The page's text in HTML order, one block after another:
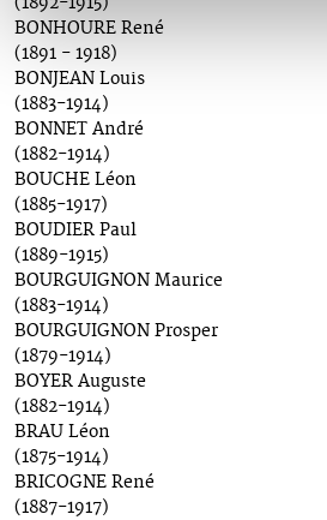
BONHOURE René
(1891 - 1918)
BONJEAN Louis
(1883-1914)
BONNET André
(1882-1914)
BOUCHE Léon
(1885-1917)
BOUDIER Paul
(1889-1915)
BOURGUIGNON Maurice
(1883-1914)
BOURGUIGNON Prosper
(1879-1914)
BOYER Auguste
(1882-1914)
BRAU Léon
(1875-1914)
BRICOGNE René
(1887-1917)